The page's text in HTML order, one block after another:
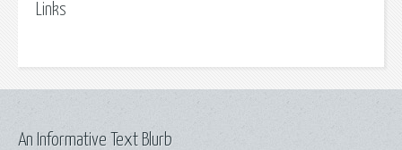
Links
An Informative Text Blurb